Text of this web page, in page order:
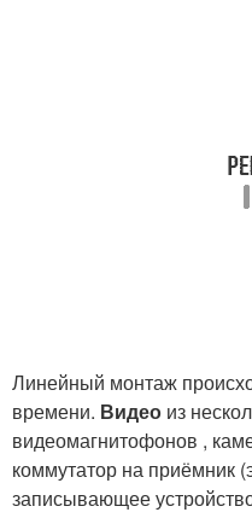
Линейный монтаж
времени. Видео из
видеомагнитофонов ,
коммутатор на приёмник
записывающее